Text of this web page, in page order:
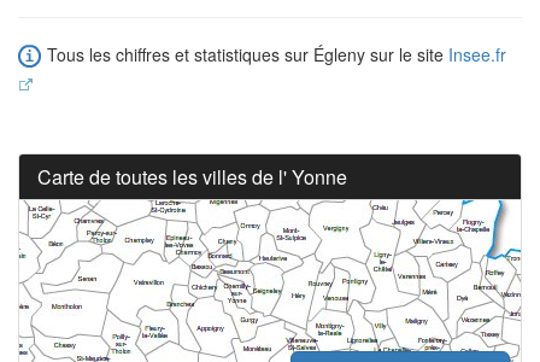
Tous les chiffres et statistiques sur Égleny sur le site Insee.fr
Carte de toutes les villes de l' Yonne